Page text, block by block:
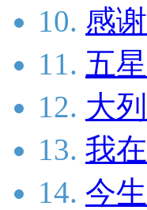
10. 感
11. 五
12. 大
13. 我
14. 今